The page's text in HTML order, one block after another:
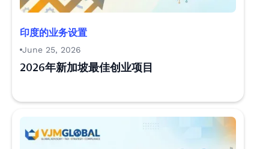
印度的业务设置
June 25, 2026
2026年新加坡最佳创业项目